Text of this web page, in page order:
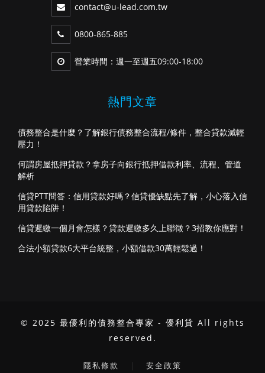
contact@u-lead.com.tw
0800-865-885
營業時間：週一至週五09:00-18:00
熱門文章
債務整合是什麼？了解銀行債務整合流程/條件，整合貸款減輕
壓力！
何謂房屋抵押貸款？拿房子向銀行抵押借款利率、流程、管道
解析
信貸PTT問答：信用貸款好嗎？信貸優缺點先了解，小心落入信
用貸款陷阱！
信貸遲繳一個月會怎樣？貸款遲繳多久上聯徵？3招教你應對！
合法小額貸款6大平台統整，小額借款30萬輕鬆過！
© 2025 最優利的債務整合專家 - 優利貸 All rights
reserved.
隱私條款 安全政策